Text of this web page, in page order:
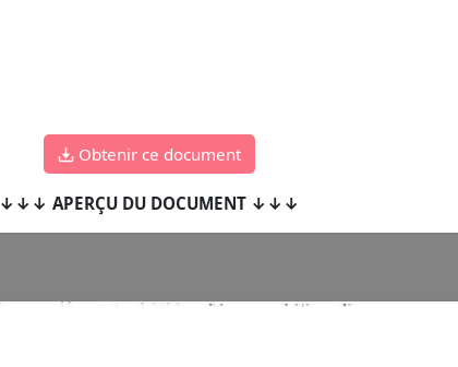
Obtenir ce document
↓↓↓ APERÇU DU DOCUMENT ↓↓↓